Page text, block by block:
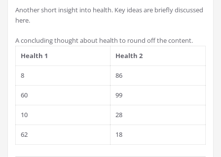
Another short insight into health. Key ideas are briefly discussed
here.
A concluding thought about health to round off the content.
Health 1
Health 2
8 86
60 99
10 28
62 18